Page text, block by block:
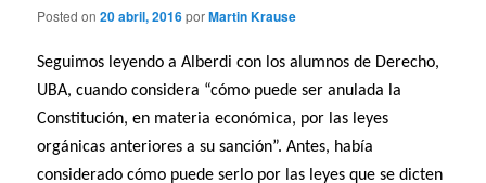
Posted on20 abril, 2016porMartin Krause
Seguimos leyendo a Alberdi con los alumnos de Derecho,
UBA, cuando considera “cómo puede ser anulada la
Constitución, en materia económica, por las leyes
orgánicas anteriores a su sanción”. Antes, había
considerado cómo puede serlo por las leyes que se dicten